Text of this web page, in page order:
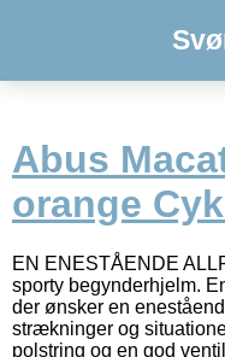
Abus
orange
EN ENESTÅENDE
sporty begynderhjelm.
der ønsker en
strækninger og
polstring og en god